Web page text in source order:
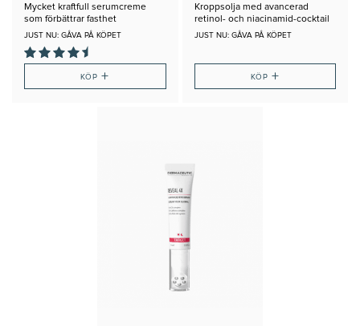
Mycket kraftfull serumcreme
som förbättrar fasthet
JUST NU: GÅVA PÅ KÖPET
KÖP+
Kroppsolja med avancerad
retinol- och niacinamid-cocktail
JUST NU: GÅVA PÅ KÖPET
KÖP +